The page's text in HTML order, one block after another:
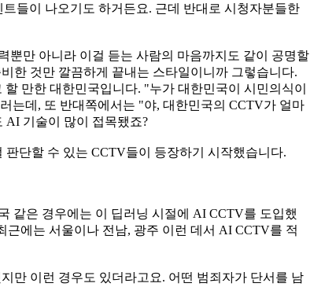
들이 나오기도 하거든요. 근데 반대로 시청자분들한
만 아니라 이걸 듣는 사람의 마음까지도 같이 공명할
한 것만 깔끔하게 끝내는 스타일이니까 그렇습니다.
만한 대한민국입니다. "누가 대한민국이 시민의식이
는데, 또 반대쪽에서는 "야, 대한민국의 CCTV가 얼마
AI 기술이 많이 접목됐죠?
단할 수 있는 CCTV들이 등장하기 시작했습니다.
같은 경우에는 이 딥러닝 시절에 AI CCTV를 도입했
근에는 서울이나 전남, 광주 이런 데서 AI CCTV를 적
만 이런 경우도 있더라고요. 어떤 범죄자가 단서를 남